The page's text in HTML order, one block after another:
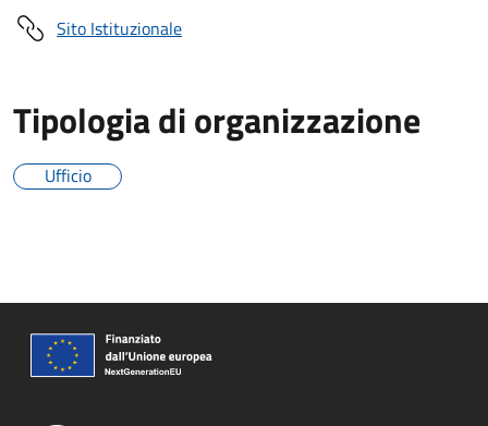
Sito Istituzionale
Tipologia di organizzazione
Ufficio